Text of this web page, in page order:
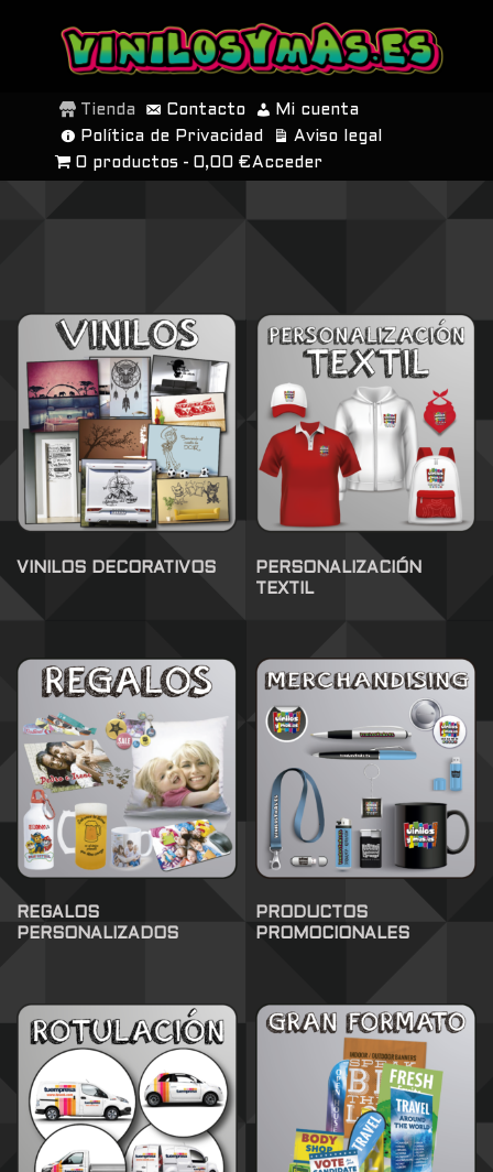
SALTAR
CONTENIDO
Tienda Contacto
Mi cuenta
Política de Privacidad
Aviso legal
0 productos
0,00 € Acceder
VINILOS DECORATIVOS
PERSONALIZACIÓN
TEXTIL
REGALOS
PERSONALIZADOS
PRODUCTOS
PROMOCIONALES